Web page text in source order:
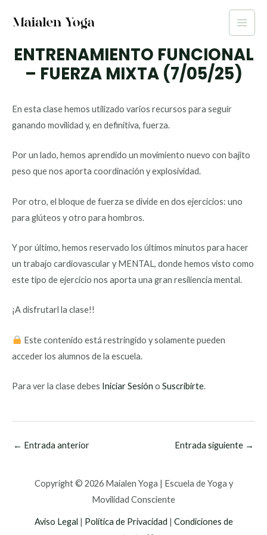
Main
ENTRENAMIENTO FUNCIONAL
– FUERZA MIXTA (7/05/25)
En esta clase hemos utilizado varios recursos para seguir
ganando movilidad y, en definitiva, fuerza.
Por un lado, hemos aprendido un movimiento nuevo con bajito
peso que nos aporta coordinación y explosividad.
Por otro, el bloque de fuerza se divide en dos ejercicios: uno
para glúteos y otro para hombros.
Y por último, hemos reservado los últimos minutos para hacer
un trabajo cardiovascular y MENTAL, donde hemos visto como
este tipo de ejercicio nos aporta una gran resiliencia mental.
¡A disfrutarl la clase!!
Este contenido está restringido y solamente pueden
acceder los alumnos de la escuela.
Para ver la clase debes Iniciar Sesión o Suscribirte.
← Entrada anterior Entrada siguiente →
Copyright © 2026 Maialen Yoga | Escuela de Yoga y
Movilidad Consciente
Aviso Legal | Política de Privacidad | Condiciones de